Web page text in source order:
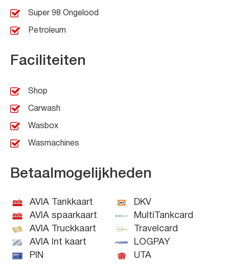
Super 98 Ongelood
Petroleum
Faciliteiten
Shop
Carwash
Wasbox
Wasmachines
Betaalmogelijkheden
AVIA Tankkaart
AVIA spaarkaart
AVIA Truckkaart
AVIA Int kaart
PIN
DKV
MultiTankcard
Travelcard
LOGPAY
UTA